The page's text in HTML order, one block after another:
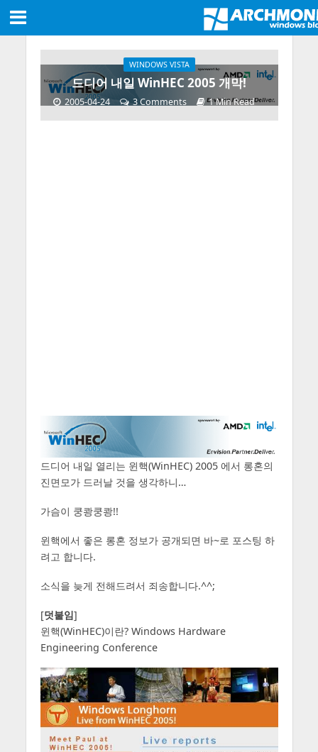
WINDOWS VISTA
드디어 내일 WinHEC 2005 개막!
2005-04-24 3 Comments 1 Min Read
드디어 내일 열리는 윈핵(WinHEC) 2005 에서 롱혼의
진면모가 드러날 것을 생각하니…
가슴이 쿵쾅쿵쾅!!
윈핵에서 좋은 롱혼 정보가 공개되면 바~로 포스팅 하
려고 합니다.
소식을 늦게 전해드려서 죄송합니다.^^;
[덧붙임]
윈핵(WinHEC)이란? Windows Hardware
Engineering Conference